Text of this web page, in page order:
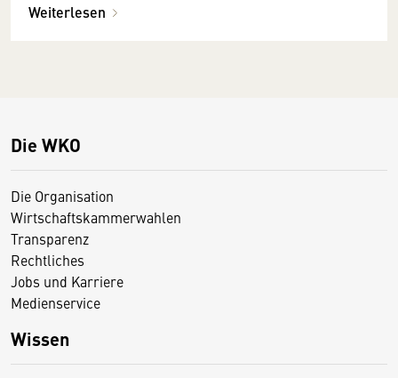
Weiterlesen
Die WKO
Die Organisation
Wirtschaftskammerwahlen
Transparenz
Rechtliches
Jobs und Karriere
Medienservice
Wissen